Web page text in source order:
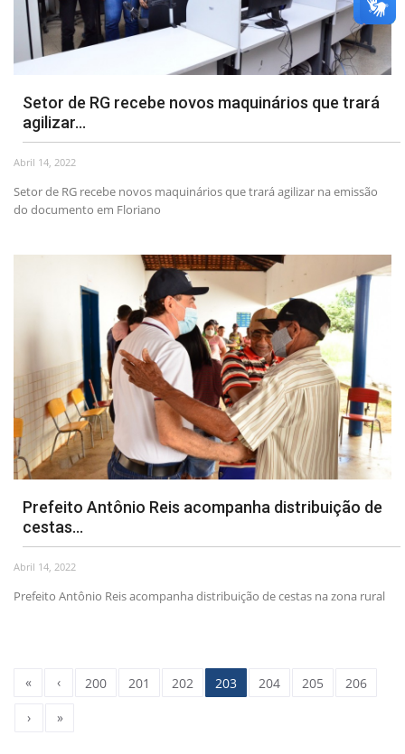
Setor de RG recebe novos maquinários que trará
agilizar...
Abril 14, 2022
Setor de RG recebe novos maquinários que trará agilizar na emissão
do documento em Floriano
Prefeito Antônio Reis acompanha distribuição de
cestas...
Abril 14, 2022
Prefeito Antônio Reis acompanha distribuição de cestas na zona rural
« ‹ 200 201 202 203 204 205
206
›
»